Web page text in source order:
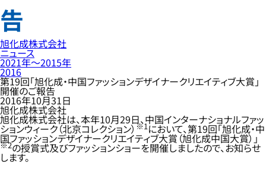
告
旭化成株式会社
ニュース
2021年〜2015年
2016
第19回「旭化成・中国ファッションデザイナークリエイティブ大賞」
開催のご報告
2016年10月31日
旭化成株式会社
旭化成株式会社は、本年10月29日、中国インターナショナルファッ
ションウィーク（北京コレクション） ※1 において、第19回「旭化成・中
国ファッションデザイナークリエイティブ大賞（旭化成中国大賞）」
※2の授賞式及びファッションショーを開催しましたので、お知らせ
します。